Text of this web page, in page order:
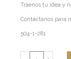
Tráenos tu idea y
Contáctanos para
504-1-281
HELENA